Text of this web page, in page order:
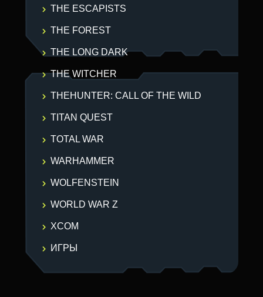
THE ESCAPISTS
THE FOREST
THE LONG DARK
THE WITCHER
THEHUNTER: CALL OF THE WILD
TITAN QUEST
TOTAL WAR
WARHAMMER
WOLFENSTEIN
WORLD WAR Z
XCOM
ИГРЫ